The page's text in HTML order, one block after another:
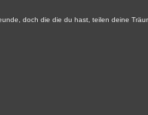
doch die die du hast, teilen deine